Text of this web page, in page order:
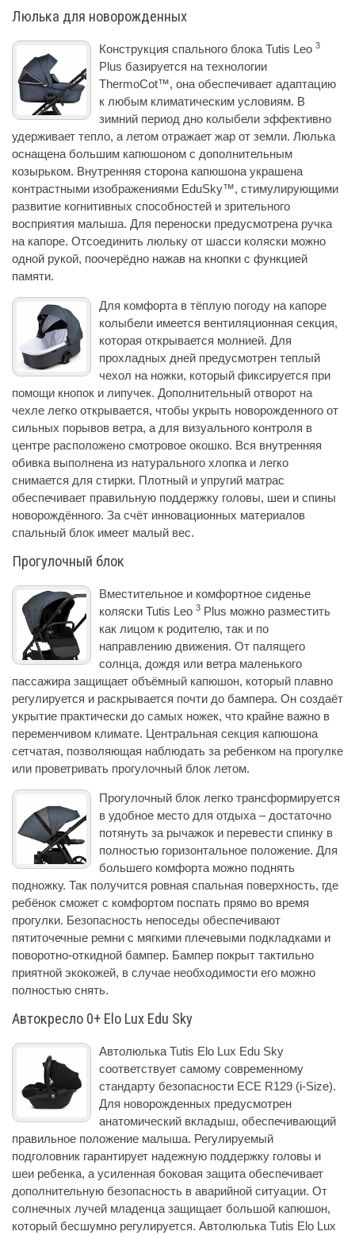
Люлька для новорожденных
Конструкция спального блока Tutis Leo 3
Plus базируется на технологии
ThermoCot™, она обеспечивает адаптацию
к любым климатическим условиям. В
зимний период дно колыбели эффективно
удерживает тепло, а летом отражает жар от земли. Люлька
оснащена большим капюшоном с дополнительным
козырьком. Внутренняя сторона капюшона украшена
контрастными изображениями EduSky™, стимулирующими
развитие когнитивных способностей и зрительного
восприятия малыша. Для переноски предусмотрена ручка
на капоре. Отсоединить люльку от шасси коляски можно
одной рукой, поочерёдно нажав на кнопки с функцией
памяти.
Для комфорта в тёплую погоду на капоре
колыбели имеется вентиляционная секция,
которая открывается молнией. Для
прохладных дней предусмотрен теплый
чехол на ножки, который фиксируется при
помощи кнопок и липучек. Дополнительный отворот на
чехле легко открывается, чтобы укрыть новорожденного от
сильных порывов ветра, а для визуального контроля в
центре расположено смотровое окошко. Вся внутренняя
обивка выполнена из натурального хлопка и легко
снимается для стирки. Плотный и упругий матрас
обеспечивает правильную поддержку головы, шеи и спины
новорождённого. За счёт инновационных материалов
спальный блок имеет малый вес.
Прогулочный блок
Вместительное и комфортное сиденье
коляски Tutis Leo 3 Plus можно разместить
как лицом к родителю, так и по
направлению движения. От палящего
солнца, дождя или ветра маленького
пассажира защищает объёмный капюшон, который плавно
регулируется и раскрывается почти до бампера. Он создаёт
укрытие практически до самых ножек, что крайне важно в
переменчивом климате. Центральная секция капюшона
сетчатая, позволяющая наблюдать за ребенком на прогулке
или проветривать прогулочный блок летом.
Прогулочный блок легко трансформируется
в удобное место для отдыха – достаточно
потянуть за рычажок и перевести спинку в
полностью горизонтальное положение. Для
большего комфорта можно поднять
подножку. Так получится ровная спальная поверхность, где
ребёнок сможет с комфортом поспать прямо во время
прогулки. Безопасность непоседы обеспечивают
пятиточечные ремни с мягкими плечевыми подкладками и
поворотно-откидной бампер. Бампер покрыт тактильно
приятной экокожей, в случае необходимости его можно
полностью снять.
Автокресло 0+ Elo Lux Edu Sky
Автолюлька Tutis Elo Lux Edu Sky
соответствует самому современному
стандарту безопасности ECE R129 (i-Size).
Для новорожденных предусмотрен
анатомический вкладыш, обеспечивающий
правильное положение малыша. Регулируемый
подголовник гарантирует надежную поддержку головы и
шеи ребенка, а усиленная боковая защита обеспечивает
дополнительную безопасность в аварийной ситуации. От
солнечных лучей младенца защищает большой капюшон,
который бесшумно регулируется. Автолюлька Tutis Elo Lux